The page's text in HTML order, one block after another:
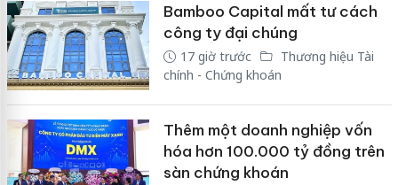
Bamboo Capital mất tư cách
công ty đại chúng
17 giờ trước
Thương hiệu Tài
chính - Chứng khoán
Thêm một doanh nghiệp vốn
hóa hơn 100.000 tỷ đồng trên
sàn chứng khoán